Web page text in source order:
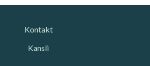
Kontakt
Kansli